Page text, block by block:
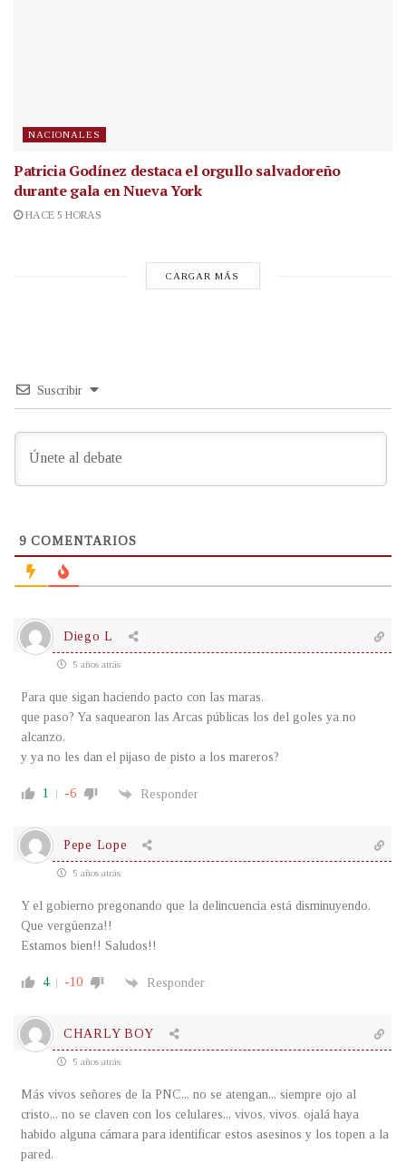
NACIONALES
Patricia Godínez destaca el orgullo salvadoreño
durante gala en Nueva York
HACE 5 HORAS
CARGAR MÁS
Suscribir
9 COMENTARIOS
Diego L
5 años atrás
Para que sigan haciendo pacto con las maras.
que paso? Ya saquearon las Arcas públicas los del goles ya no
alcanzo,
y ya no les dan el pijaso de pisto a los mareros?
1 -6 Responder
Pepe Lope
5 años atrás
Y el gobierno pregonando que la delincuencia está disminuyendo.
Que vergüenza!!
Estamos bien!! Saludos!!
4 -10 Responder
CHARLY BOY
5 años atrás
Más vivos señores de la PNC,,, no se atengan,,, siempre ojo al
cristo,,, no se claven con los celulares,,, vivos, vivos. ojalá haya
habido alguna cámara para identificar estos asesinos y los topen a la
pared.